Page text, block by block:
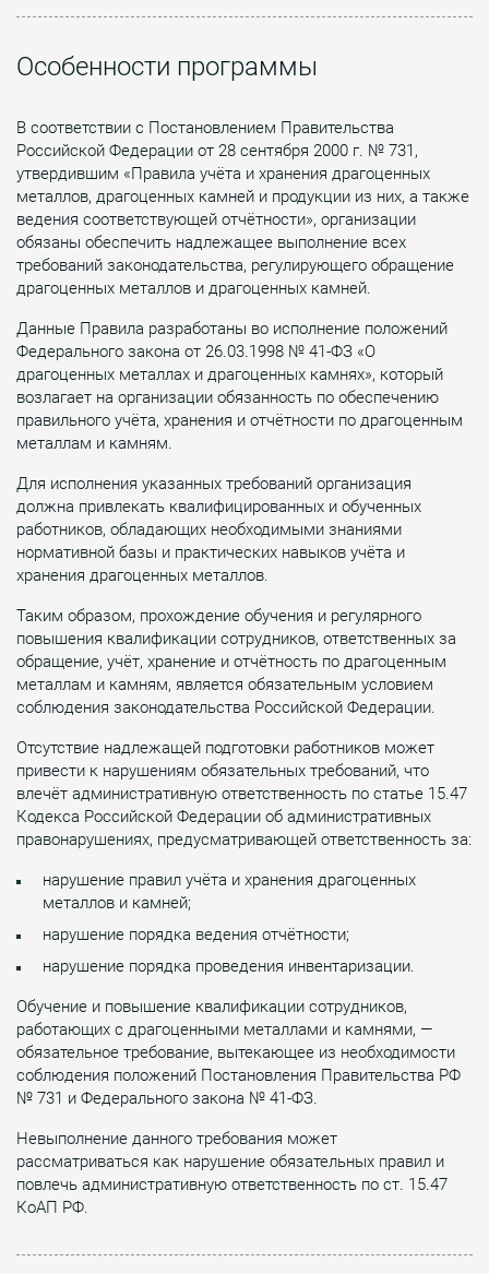
Особенности программы
В соответствии с Постановлением Правительства
Российской Федерации от 28 сентября 2000 г. № 731,
утвердившим «Правила учёта и хранения драгоценных
металлов, драгоценных камней и продукции из них, а также
ведения соответствующей отчётности», организации
обязаны обеспечить надлежащее выполнение всех
требований законодательства, регулирующего обращение
драгоценных металлов и драгоценных камней.
Данные Правила разработаны во исполнение положений
Федерального закона от 26.03.1998 № 41-ФЗ «О
драгоценных металлах и драгоценных камнях», который
возлагает на организации обязанность по обеспечению
правильного учёта, хранения и отчётности по драгоценным
металлам и камням.
Для исполнения указанных требований организация
должна привлекать квалифицированных и обученных
работников, обладающих необходимыми знаниями
нормативной базы и практических навыков учёта и
хранения драгоценных металлов.
Таким образом, прохождение обучения и регулярного
повышения квалификации сотрудников, ответственных за
обращение, учёт, хранение и отчётность по драгоценным
металлам и камням, является обязательным условием
соблюдения законодательства Российской Федерации.
Отсутствие надлежащей подготовки работников может
привести к нарушениям обязательных требований, что
влечёт административную ответственность по статье 15.47
Кодекса Российской Федерации об административных
правонарушениях, предусматривающей ответственность за:
нарушение правил учёта и хранения драгоценных
металлов и камней;
нарушение порядка ведения отчётности;
нарушение порядка проведения инвентаризации.
Обучение и повышение квалификации сотрудников,
работающих с драгоценными металлами и камнями, —
обязательное требование, вытекающее из необходимости
соблюдения положений Постановления Правительства РФ
№ 731 и Федерального закона № 41-ФЗ.
Невыполнение данного требования может
рассматриваться как нарушение обязательных правил и
повлечь административную ответственность по ст. 15.47
КоАП РФ.